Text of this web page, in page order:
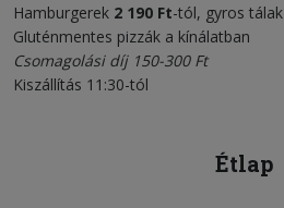
Hamburgerek 2 190 Ft-tól, gyros tálak
Gluténmentes pizzák a kínálatban
Csomagolási díj 150-300 Ft
Kiszállítás 11:30-tól
Étlap